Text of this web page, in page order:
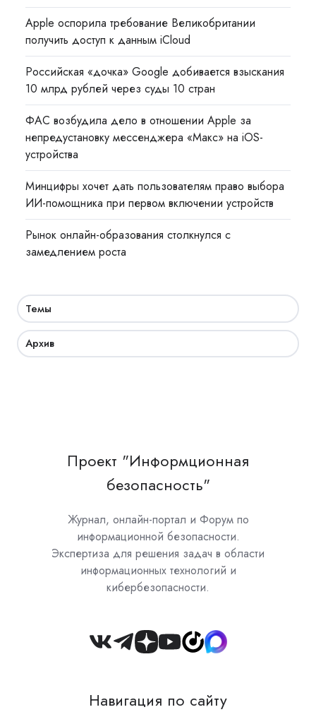
Apple оспорила требование Великобритании
получить доступ к данным iCloud
Российская «дочка» Google добивается взыскания
10 млрд рублей через суды 10 стран
ФАС возбудила дело в отношении Apple за
непредустановку мессенджера «Макс» на iOS-
устройства
Минцифры хочет дать пользователям право выбора
ИИ-помощника при первом включении устройств
Рынок онлайн-образования столкнулся с
замедлением роста
Темы
Архив
Проект "Информционная
безопасность"
Журнал, онлайн-портал и Форум по
информационной безопасности.
Экспертиза для решения задач в области
информационных технологий и
кибербезопасности.
Join
Навигация по сайту